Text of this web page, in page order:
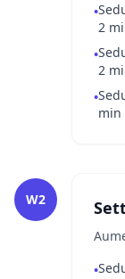
•
2
•
2
•
min
W2
•